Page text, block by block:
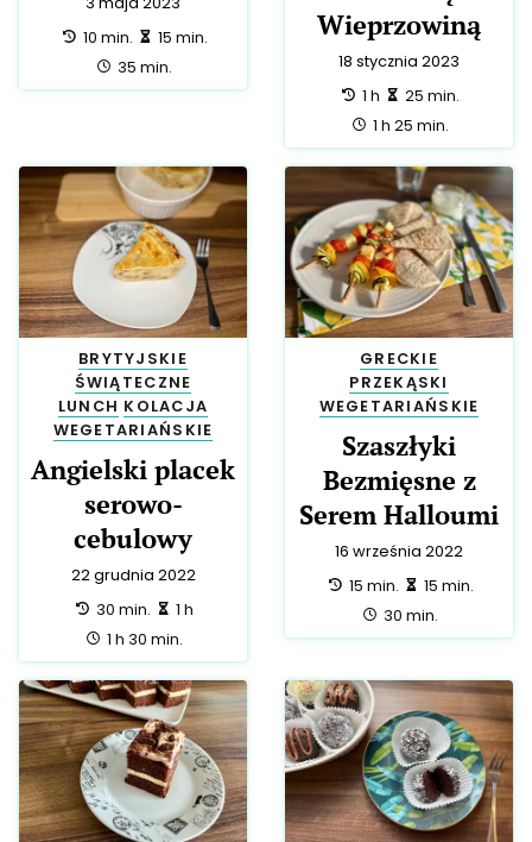
przygotowanie:
10 min. zrobienie:
15 min.
całość:
35 min.
Wieprzowiną
18 stycznia 2023
przygotowanie:
1 h zrobienie:
25 min.
całość:
1 h 25 min.
BRYTYJSKIE
ŚWIĄTECZNE
LUNCH KOLACJA
WEGETARIAŃSKIE
Angielski placek
serowo-
cebulowy
22 grudnia 2022
przygotowanie:
30 min. zrobienie:
1 h
całość:
1 h 30 min.
GRECKIE
PRZEKĄSKI
WEGETARIAŃSKIE
Szaszłyki
Bezmięsne z
Serem Halloumi
16 września 2022
przygotowanie:
15 min. zrobienie:
15 min.
całość:
30 min.